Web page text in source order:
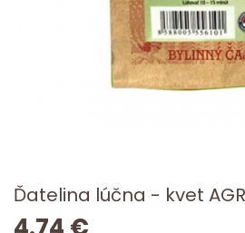
Ďatelina lúčna - kvet